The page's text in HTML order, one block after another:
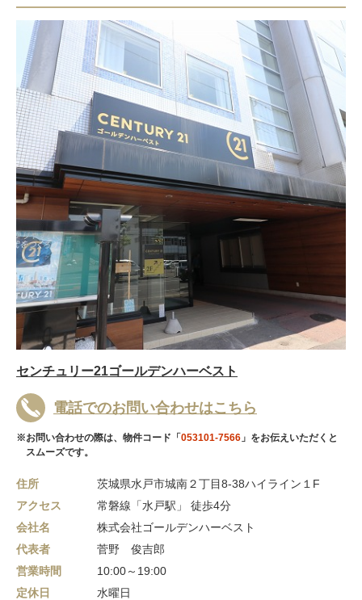
センチュリー21ゴールデンハーベスト
電話でのお問い合わせはこちら
※お問い合わせの際は、物件コード「 053101-7566 」をお伝えいただくと
スムーズです。
住所
茨城県水戸市城南２丁目8-38ハイライン１F
アクセス
常磐線「水戸駅」 徒歩4分
会社名
株式会社ゴールデンハーベスト
代表者
菅野 俊吉郎
営業時間
10:00～19:00
定休日
水曜日